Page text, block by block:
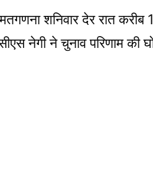
शनिवार देर रात करीब
नेगी ने चुनाव परिणाम की